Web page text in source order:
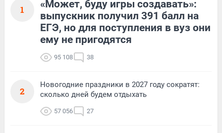
1
«Может, буду игры создавать»:
выпускник получил 391 балл на
ЕГЭ, но для поступления в вуз они
ему не пригодятся
95 108 38
2
Новогодние праздники в 2027 году сократят:
сколько дней будем отдыхать
57 056 27